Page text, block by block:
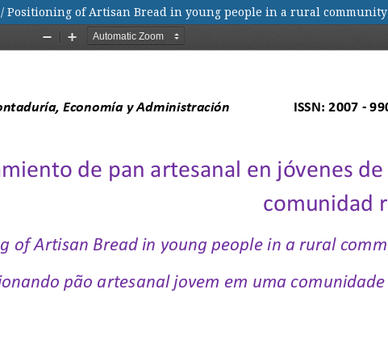
of Artisan Bread in young people in a rural community